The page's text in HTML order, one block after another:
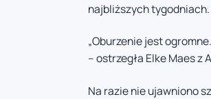
najbliższych tygodniach.
„Oburzenie jest
– ostrzegła Elke Maes z
Na razie nie ujawniono